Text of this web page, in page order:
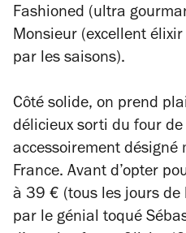
Fashioned (ultra
Monsieur (excellent
par les saisons).
Côté solide, on prend
délicieux sorti du four de
accessoirement désigné
France. Avant d’opter
à 39 € (tous les jours de
par le génial toqué